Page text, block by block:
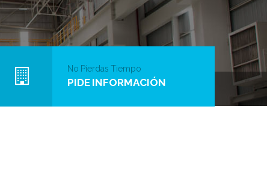
No Pierdas Tiempo
PIDE INFORMACIÓN